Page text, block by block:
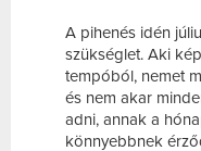
A pihenés idén
szükséglet. Aki
tempóból, nemet
és nem akar
adni, annak a
könnyebbnek